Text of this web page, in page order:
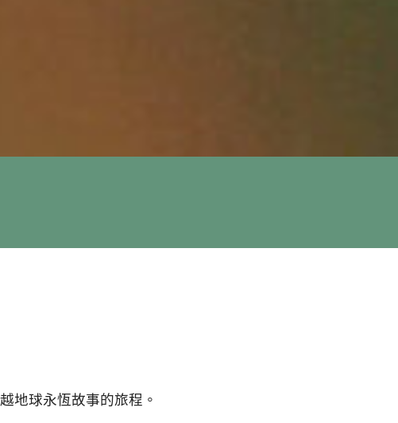
地球永恆故事的旅程。